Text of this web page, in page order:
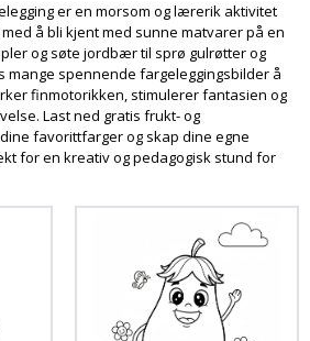
er en morsom og lærerik aktivitet
å bli kjent med sunne matvarer på en
og søte jordbær til sprø gulrøtter og
mange spennende fargeleggingsbilder å
finmotorikken, stimulerer fantasien og
Last ned gratis frukt- og
favorittfarger og skap dine egne
for en kreativ og pedagogisk stund for